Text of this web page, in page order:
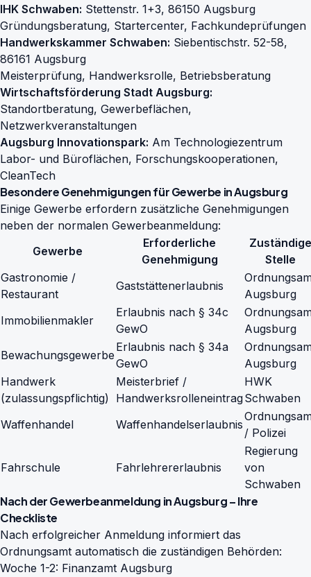
IHK Schwaben: Stettenstr. 1+3, 86150 Augsburg
Gründungsberatung, Startercenter, Fachkundeprüfungen
Handwerkskammer Schwaben: Siebentischstr. 52-58,
86161 Augsburg
Meisterprüfung, Handwerksrolle, Betriebsberatung
Wirtschaftsförderung Stadt Augsburg:
Standortberatung, Gewerbeflächen,
Netzwerkveranstaltungen
Augsburg Innovationspark: Am Technologiezentrum
Labor- und Büroflächen, Forschungskooperationen,
CleanTech
Besondere Genehmigungen für Gewerbe in Augsburg
Einige Gewerbe erfordern zusätzliche Genehmigungen
neben der normalen Gewerbeanmeldung:
Gewerbe
Erforderliche
Genehmigung
Zuständige
Stelle
Gastronomie /
Restaurant
Gaststättenerlaubnis
Augsburg
Immobilienmakler
Erlaubnis nach § 34c
GewO
Augsburg
Bewachungsgewerbe
Erlaubnis nach § 34a
GewO
Augsburg
Handwerk
(zulassungspflichtig)
Meisterbrief /
Handwerksrolleneintrag
HWK
Schwaben
Waffenhandel
Waffenhandelserlaubnis
/ Polizei
Fahrschule Fahrlehrererlaubnis
Regierung
von
Schwaben
Nach der Gewerbeanmeldung in Augsburg – Ihre
Checkliste
Nach erfolgreicher Anmeldung informiert das
Ordnungsamt automatisch die zuständigen Behörden:
Woche 1-2: Finanzamt Augsburg